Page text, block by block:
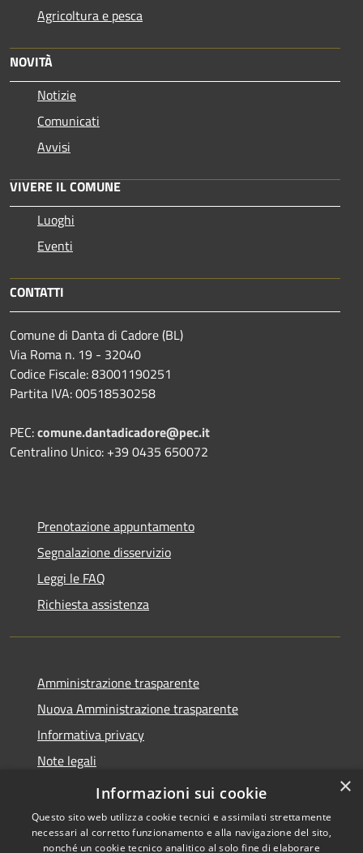
Agricoltura e pesca
NOVITÀ
Notizie
Comunicati
Avvisi
VIVERE IL COMUNE
Luoghi
Eventi
CONTATTI
Comune di Danta di Cadore (BL)
Via Roma n. 19 - 32040
Codice Fiscale: 83001190251
Partita IVA: 00518530258
PEC:comune.dantadicadore@pec.it
Centralino Unico: +39 0435 650072
Prenotazione appuntamento
Segnalazione disservizio
Leggi le FAQ
Richiesta assistenza
Amministrazione trasparente
Nuova Amministrazione trasparente
Informativa privacy
Note legali
Dichiarazione di accessibilità
×
Informazioni sui cookie
Questo sito web utilizza cookie tecnici e assimilati strettamente
necessari al corretto funzionamento e alla navigazione del sito,
nonché un cookie tecnico analitico al solo fine di elaborare